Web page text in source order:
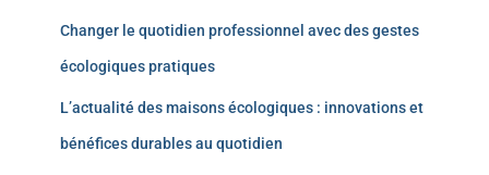
Changer le quotidien professionnel avec des gestes
écologiques pratiques
L’actualité des maisons écologiques : innovations et
bénéfices durables au quotidien